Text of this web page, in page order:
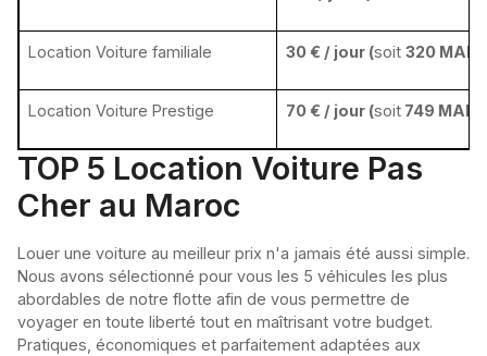
Location Voiture familiale 30 € / jour (soit 320
Location Voiture Prestige 70 € / jour (soit 749
TOP 5 Location Voiture Pas
Cher au Maroc
Louer une voiture au meilleur prix n'a jamais été aussi simple.
Nous avons sélectionné pour vous les 5 véhicules les plus
abordables de notre flotte afin de vous permettre de
voyager en toute liberté tout en maîtrisant votre budget.
Pratiques, économiques et parfaitement adaptées aux